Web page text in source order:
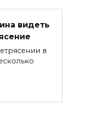
видеть
в